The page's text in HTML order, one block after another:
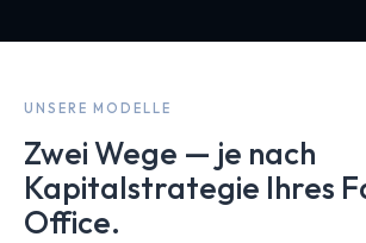
UNSERE MODELLE
Zwei Wege — je nach
Kapitalstrategie Ihres
Office.